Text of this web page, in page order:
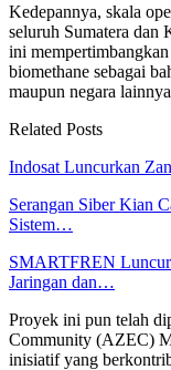
Kedepannya, skala
seluruh Sumatera dan
ini
biomethane sebagai
maupun negara
Related Posts
Indosat Luncurkan
Serangan Siber Kian
Sistem…
SMARTFREN
Jaringan dan…
Proyek ini pun telah
Community (AZEC)
inisiatif yang